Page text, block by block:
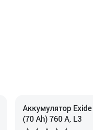
Аккумулятор Exide
(70 Ah) 760 А, L3